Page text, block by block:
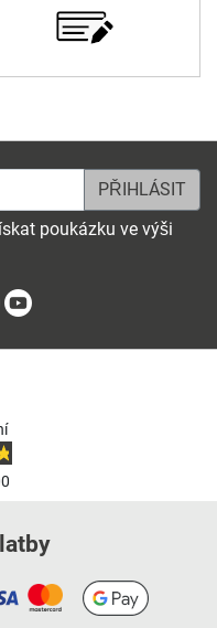
poukázku ve výši
Pinterest